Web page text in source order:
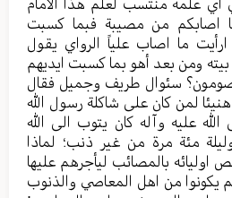
اصابکم من مصیبة فبما کسبت
ما اصاب علیاً الرواي یقول
ومن بعد أهو بما کسبت ایدیهم
سئوال طریف وجمیل فقال
لمن کان علی شاکلة رسول الله
علیه وآله کان یتوب الی الله
مئة مرة من غیر ذنب؛ لماذا
اولیائه بالمصائب لیأجرهم علیها
یکونوا من اهل المعاصي والذنوب